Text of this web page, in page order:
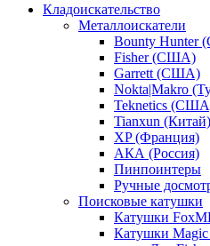
Кладоискательство
Металлоискатели
Bounty
Fisher (США)
Garrett (США)
Nokta|Makro
Teknetics
Tianxun (Китай)
XP (Франция)
АКА (Россия)
Пинпоинтеры
Ручные
Поисковые катушки
Катушки
Катушки